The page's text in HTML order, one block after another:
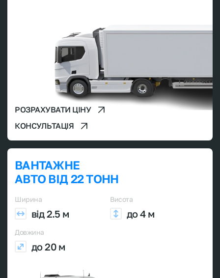
РОЗРАХУВАТИ ЦІНУ
КОНСУЛЬТАЦІЯ
ВАНТАЖНЕ
АВТО ВІД 22 ТОНН
Ширина
від 2.5 м
Висота
до 4 м
Довжина
до 20 м